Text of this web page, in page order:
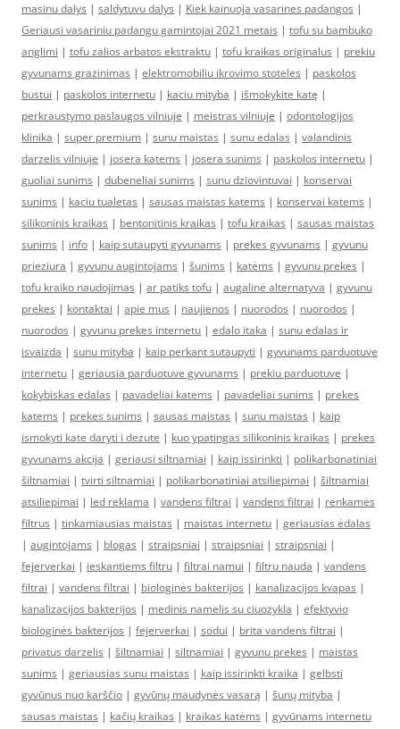
masinu dalys | saldytuvu dalys | Kiek kainuoja vasarines padangos |
Geriausi vasariniu padangu gamintojai 2021 metais | tofu su bambuko
anglimi | tofu zalios arbatos ekstraktu | tofu kraikas originalus | prekiu
gyvunams grazinimas | elektromobiliu ikrovimo stoteles | paskolos
bustui | paskolos internetu | kaciu mityba | išmokykite katę |
perkraustymo paslaugos vilniuje | meistras vilniuje | odontologijos
klinika | super premium | sunu maistas | sunu edalas | valandinis
darzelis vilniuje | josera katems | josera sunims | paskolos internetu |
guoliai sunims | dubeneliai sunims | sunu dziovintuvai | konservai
sunims | kaciu tualetas | sausas maistas katems | konservai katems |
silikoninis kraikas | bentonitinis kraikas | tofu kraikas | sausas maistas
sunims | info | kaip sutaupyti gyvunams | prekes gyvunams | gyvunu
prieziura | gyvunu augintojams | šunims | katėms | gyvunu prekes |
tofu kraiko naudojimas | ar patiks tofu | augalinė alternatyva | gyvunu
prekes | kontaktai | apie mus | naujienos | nuorodos | nuorodos |
nuorodos | gyvunu prekes internetu | edalo itaka | sunu edalas ir
isvaizda | sunu mityba | kaip perkant sutaupyti | gyvunams parduotuve
internetu | geriausia parduotuve gyvunams | prekiu parduotuve |
kokybiskas edalas | pavadeliai katems | pavadeliai sunims | prekes
katems | prekes sunims | sausas maistas | sunu maistas | kaip
ismokyti kate daryti i dezute | kuo ypatingas silikoninis kraikas | prekes
gyvunams akcija | geriausi siltnamiai | kaip issirinkti | polikarbonatiniai
šiltnamiai | tvirti siltnamiai | polikarbonatiniai atsiliepimai | šiltnamiai
atsiliepimai | led reklama | vandens filtrai | vandens filtrai | renkamės
filtrus | tinkamiausias maistas | maistas internetu | geriausias ėdalas
| augintojams | blogas | straipsniai | straipsniai | straipsniai |
fejerverkai | ieskantiems filtru | filtrai namui | filtru nauda | vandens
filtrai | vandens filtrai | biologinės bakterijos | kanalizacijos kvapas |
kanalizacijos bakterijos | medinis namelis su ciuozykla | efektyvio
biologinės bakterijos | fejerverkai | sodui | brita vandens filtrai |
privatus darzelis | šiltnamiai | siltnamiai | gyvunu prekes | maistas
sunims | geriausias sunu maistas | kaip issirinkti kraika | gelbsti
gyvūnus nuo karščio | gyvūnų maudynės vasarą | šunų mityba |
sausas maistas | kačių kraikas | kraikas katėms | gyvūnams internetu